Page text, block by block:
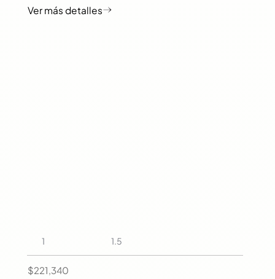
1 1.5
$221,340